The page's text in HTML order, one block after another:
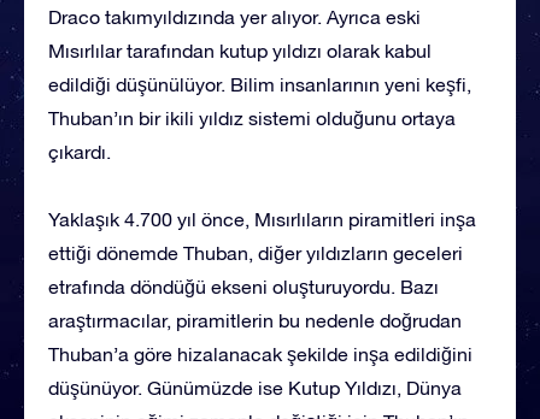
Draco takımyıldızında yer alıyor. Ayrıca eski
Mısırlılar tarafından kutup yıldızı olarak kabul
edildiği düşünülüyor. Bilim insanlarının yeni keşfi,
Thuban’ın bir ikili yıldız sistemi olduğunu ortaya
çıkardı.
Yaklaşık 4.700 yıl önce, Mısırlıların piramitleri inşa
ettiği dönemde Thuban, diğer yıldızların geceleri
etrafında döndüğü ekseni oluşturuyordu. Bazı
araştırmacılar, piramitlerin bu nedenle doğrudan
Thuban’a göre hizalanacak şekilde inşa edildiğini
düşünüyor. Günümüzde ise Kutup Yıldızı, Dünya